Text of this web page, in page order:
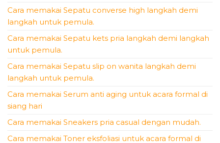
Cara memakai Sepatu converse high langkah demi
langkah untuk pemula.
Cara memakai Sepatu kets pria langkah demi langkah
untuk pemula.
Cara memakai Sepatu slip on wanita langkah demi
langkah untuk pemula.
Cara memakai Serum anti aging untuk acara formal di
siang hari
Cara memakai Sneakers pria casual dengan mudah.
Cara memakai Toner eksfoliasi untuk acara formal di